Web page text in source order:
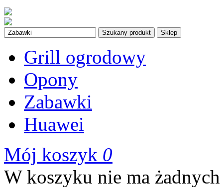
Szukany produkt Sklep
Grill ogrodowy
Opony
Zabawki
Huawei
Mój koszyk 0
W koszyku nie ma